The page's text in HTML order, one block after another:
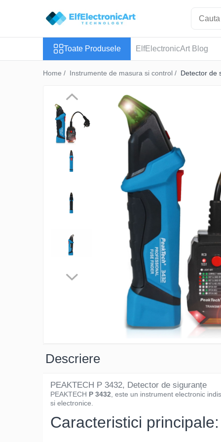
Clesti Ampermetrici
Multimetre Digitale
Surse de alimentare
Osciloscoape AXIOMET
Osciloscoape FLUKE
Osciloscoape GW INSTEK
Osciloscoape HANTEK
Osciloscoape UNI-T
Toate Produsele ElfElectronicArt Blog
Home / Instrumente de masura si control / Detector de
Descriere
PEAKTECH P 3432, Detector de siguranțe
PEAKTECH P 3432 , este un instrument electronic
si electronice.
Caracteristici principale: